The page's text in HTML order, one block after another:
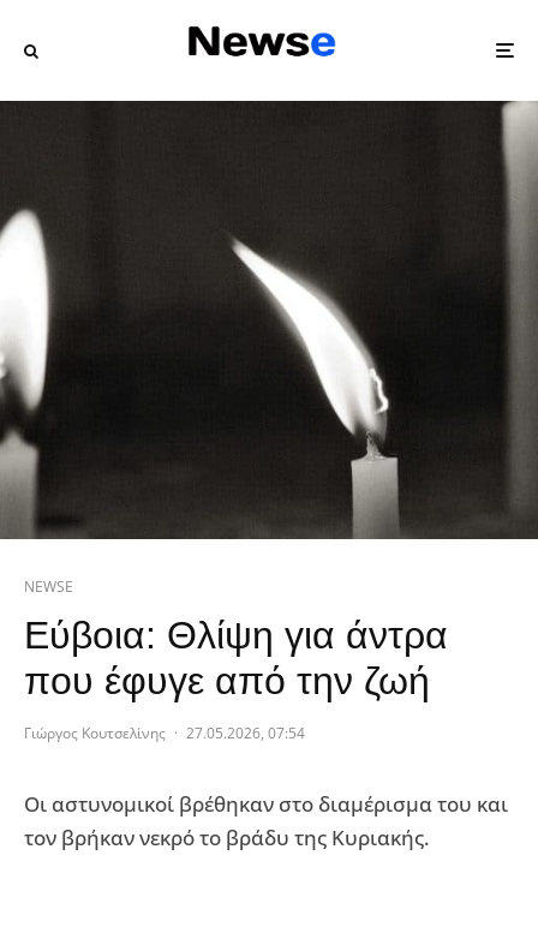
NEWSE
Εύβοια: Θλίψη για άντρα
που έφυγε από την ζωή
Γιώργος Κουτσελίνης · 27.05.2026, 07:54
Οι αστυνομικοί βρέθηκαν στο διαμέρισμα του και
τον βρήκαν νεκρό το βράδυ της Κυριακής.